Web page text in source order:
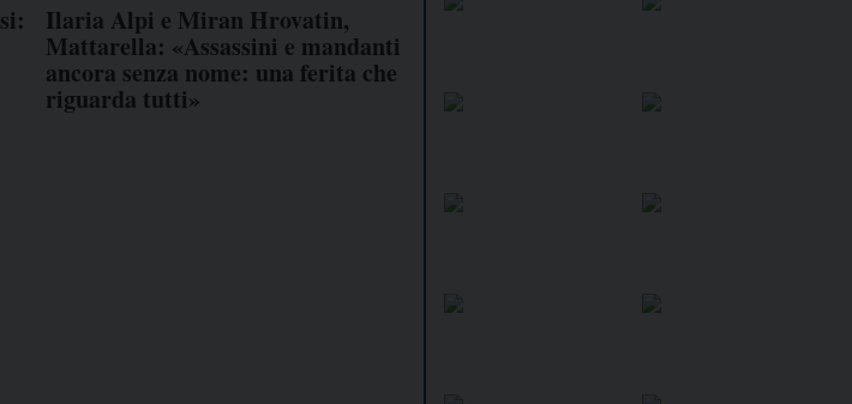
Ilaria Alpi e Miran Hrovatin,
Mattarella: «Assassini e mandanti
ancora senza nome: una ferita che
riguarda tutti»